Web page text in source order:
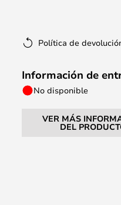
Política de
Información de
No disponible
VER MÁS
DEL